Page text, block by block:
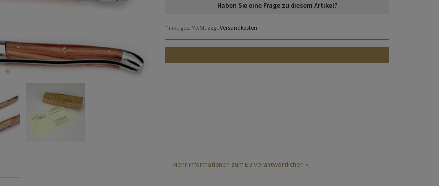
Haben Sie eine Frage zu diesem Artikel?
* inkl. ges. MwSt. zzgl. Versandkosten
Mehr Informationen zum EU Verantwortlichen »